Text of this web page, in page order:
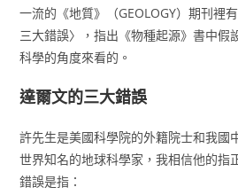
一流的《地質》（GEOLOGY）期刊裡
三大錯誤〉，指出《物種起源》書中假
科學的角度來看的。
達爾文的三大錯誤
許先生是美國科學院的外籍院士和我國
世界知名的地球科學家，我相信他的指
錯誤是指：